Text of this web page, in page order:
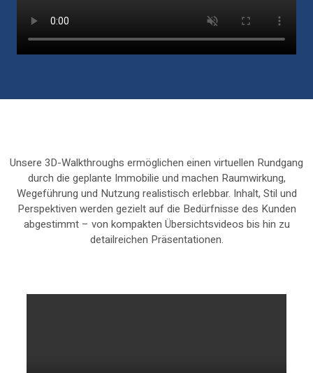
Unsere 3D-Walkthroughs ermöglichen einen virtuellen Rundgang
durch die geplante Immobilie und machen Raumwirkung,
Wegeführung und Nutzung realistisch erlebbar. Inhalt, Stil und
Perspektiven werden gezielt auf die Bedürfnisse des Kunden
abgestimmt – von kompakten Übersichts­videos bis hin zu
detailreichen Präsentationen.